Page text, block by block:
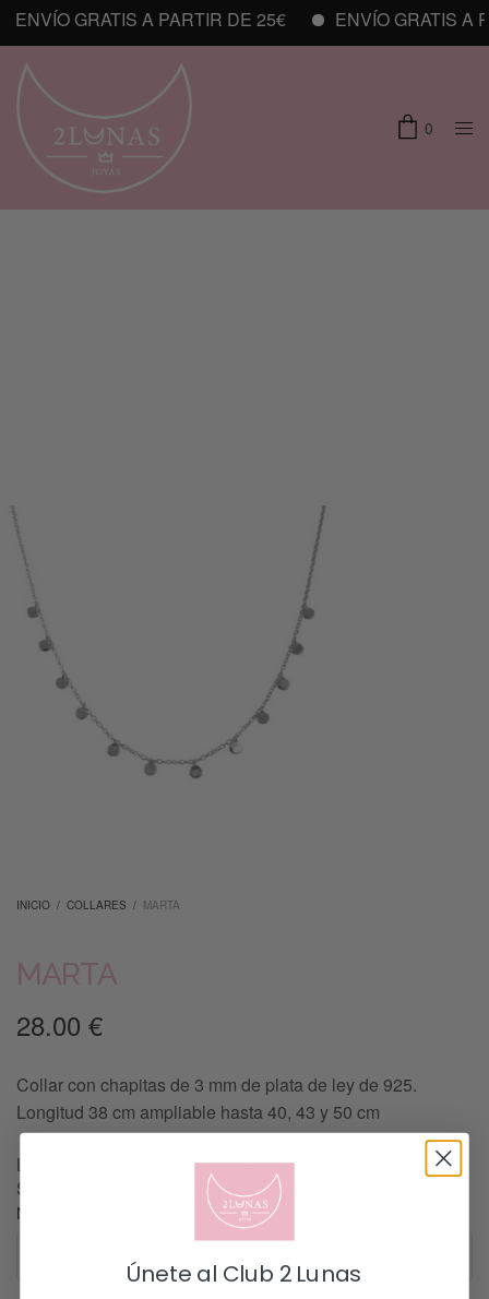
ENVÍO GRATIS A PARTIR DE 25€ ENVÍO GRATIS A
0
INICIO / COLLARES / MARTA
MARTA
28.00€
Collar con chapitas de 3 mm de plata de ley de 925.
Longitud 38 cm ampliable hasta 40, 43 y 50 cm
Lo sentimos, este producto esta agotado.
Si le interesa, puede escribirnos un mensaje.
Nombre
Únete al Club 2 Lunas